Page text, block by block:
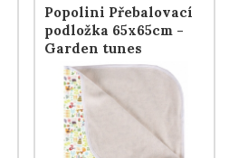
Popolini Přebalovací
podložka 65x65cm -
Garden tunes